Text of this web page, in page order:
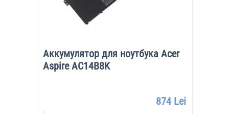
Аккумулятор для ноутбука Acer
Aspire AC14B8K
874 Lei